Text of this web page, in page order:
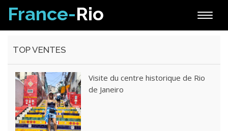
Toggle
France-Rio
TOP VENTES
Visite du centre historique de Rio
de Janeiro